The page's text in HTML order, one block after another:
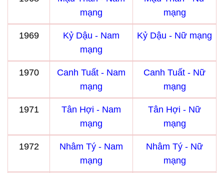
mạng
mạng
1969
Kỷ Dậu - Nam
mạng
Kỷ Dậu - Nữ mạng
1970
Canh Tuất - Nam
mạng
Canh Tuất - Nữ
mạng
1971
Tân Hợi - Nam
mạng
Tân Hợi - Nữ
mạng
1972
Nhâm Tý - Nam
mạng
Nhâm Tý - Nữ
mạng